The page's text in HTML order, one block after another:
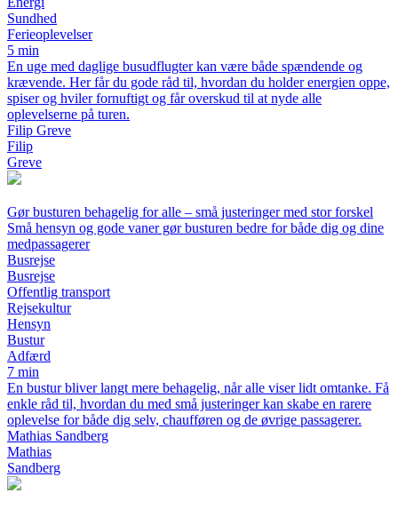
Sundhed
Ferieoplevelser
5 min
En uge med daglige busudflugter kan være både spændende og
krævende. Her får du gode råd til, hvordan du holder energien oppe,
spiser og hviler fornuftigt og får overskud til at nyde alle
oplevelserne på turen.
Filip Greve
Filip
Greve
Gør busturen behagelig for alle – små justeringer med stor forskel
Små hensyn og gode vaner gør busturen bedre for både dig og dine
medpassagerer
Busrejse
Busrejse
Offentlig transport
Rejsekultur
Hensyn
Bustur
Adfærd
7 min
En bustur bliver langt mere behagelig, når alle viser lidt omtanke. Få
enkle råd til, hvordan du med små justeringer kan skabe en rarere
oplevelse for både dig selv, chaufføren og de øvrige passagerer.
Mathias Sandberg
Mathias
Sandberg